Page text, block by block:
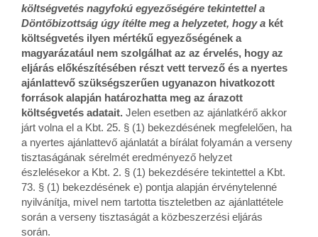
költségvetés nagyfokú egyezőségére tekintettel a
Döntőbizottság úgy ítélte meg a helyzetet, hogy a két
költségvetés ilyen mértékű egyezőségének a
magyarázatául nem szolgálhat az az érvelés, hogy az
eljárás előkészítésében részt vett tervező és a nyertes
ajánlattevő szükségszerűen ugyanazon hivatkozott
források alapján határozhatta meg az árazott
költségvetés adatait. Jelen esetben az ajánlatkérő akkor
járt volna el a Kbt. 25. § (1) bekezdésének megfelelően, ha
a nyertes ajánlattevő ajánlatát a bírálat folyamán a verseny
tisztaságának sérelmét eredményező helyzet
észlelésekor a Kbt. 2. § (1) bekezdésére tekintettel a Kbt.
73. § (1) bekezdésének e) pontja alapján érvénytelenné
nyilvánítja, mivel nem tartotta tiszteletben az ajánlattétele
során a verseny tisztaságát a közbeszerzési eljárás
során.